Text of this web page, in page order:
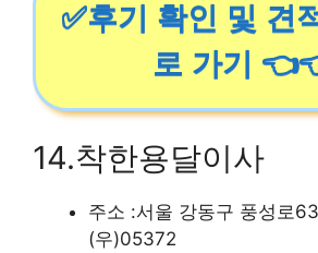
✅후기 확인 및 견
로 가기
14.착한용달이사
주소 :서울 강동구 풍성로
(우)05372